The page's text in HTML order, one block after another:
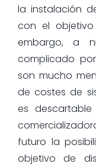
la instalación
con el objetivo
embargo, a
complicado
son mucho
de costes de
es
futuro la
objetivo de